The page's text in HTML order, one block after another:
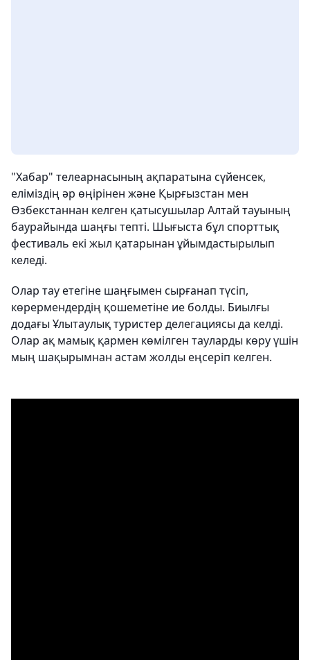
"Хабар" телеарнасының ақпаратына сүйенсек,
еліміздің әр өңірінен және Қырғызстан мен
Өзбекстаннан келген қатысушылар Алтай тауының
баурайында шаңғы тепті. Шығыста бұл спорттық
фестиваль екі жыл қатарынан ұйымдастырылып
келеді.
Олар тау етегіне шаңғымен сырғанап түсіп,
көрермендердің қошеметіне ие болды. Биылғы
додағы Ұлытаулық туристер делегациясы да келді.
Олар ақ мамық қармен көмілген тауларды көру үшін
мың шақырымнан астам жолды еңсеріп келген.